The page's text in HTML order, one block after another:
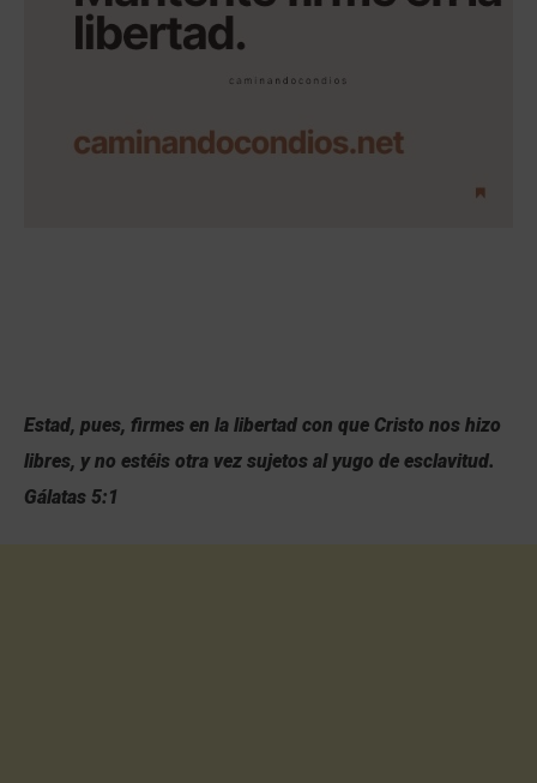
Estad, pues, firmes en la libertad con que Cristo nos hizo
libres, y no estéis otra vez sujetos al yugo de esclavitud.
Gálatas 5:1